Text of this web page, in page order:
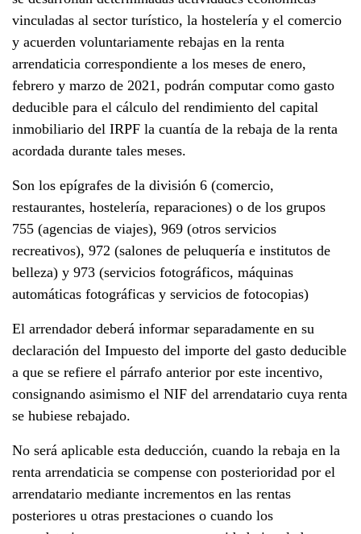
vinculadas al sector turístico, la hostelería y el comercio
y acuerden voluntariamente rebajas en la renta
arrendaticia correspondiente a los meses de enero,
febrero y marzo de 2021, podrán computar como gasto
deducible para el cálculo del rendimiento del capital
inmobiliario del IRPF la cuantía de la rebaja de la renta
acordada durante tales meses.
Son los epígrafes de la división 6 (comercio,
restaurantes, hostelería, reparaciones) o de los grupos
755 (agencias de viajes), 969 (otros servicios
recreativos), 972 (salones de peluquería e institutos de
belleza) y 973 (servicios fotográficos, máquinas
automáticas fotográficas y servicios de fotocopias)
El arrendador deberá informar separadamente en su
declaración del Impuesto del importe del gasto deducible
a que se refiere el párrafo anterior por este incentivo,
consignando asimismo el NIF del arrendatario cuya renta
se hubiese rebajado.
No será aplicable esta deducción, cuando la rebaja en la
renta arrendaticia se compense con posterioridad por el
arrendatario mediante incrementos en las rentas
posteriores u otras prestaciones o cuando los